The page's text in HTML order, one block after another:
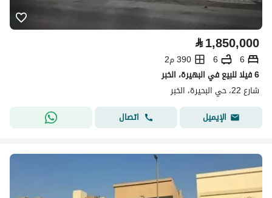
⃁1,850,000
6
6
390 م2
6 فيلا للبيع في البهيرة، الخبر
شارع 22، حي البحيرة، الخبر
الإيميل
اتصال